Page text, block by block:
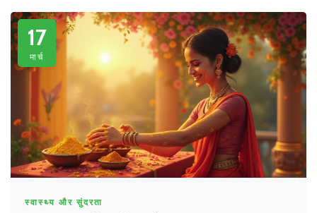
17
मार्च
स्वास्थ्य और सुंदरता